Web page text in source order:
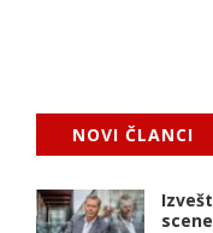
NOVI ČLANCI